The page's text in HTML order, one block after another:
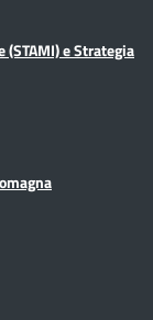
e Strategia